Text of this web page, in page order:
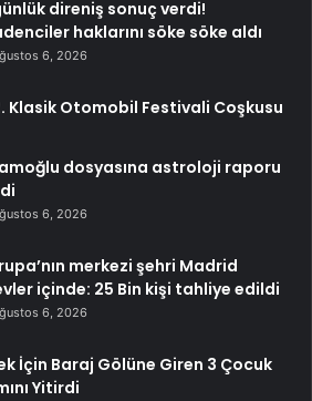
direniş sonuç verdi!
haklarını söke söke aldı
6, 2026
Klasik Otomobil Festivali Coşkusu
dosyasına astroloji raporu
6, 2026
merkezi şehri Madrid
içinde: 25 Bin kişi tahliye edildi
6, 2026
İçin Baraj Gölüne Giren 3 Çocuk
Yitirdi